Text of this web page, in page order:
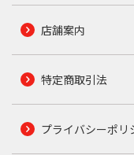
店舗案内
特定商取引法
プライバシーポリ